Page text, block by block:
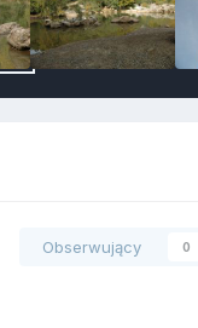
Obserwujący 0